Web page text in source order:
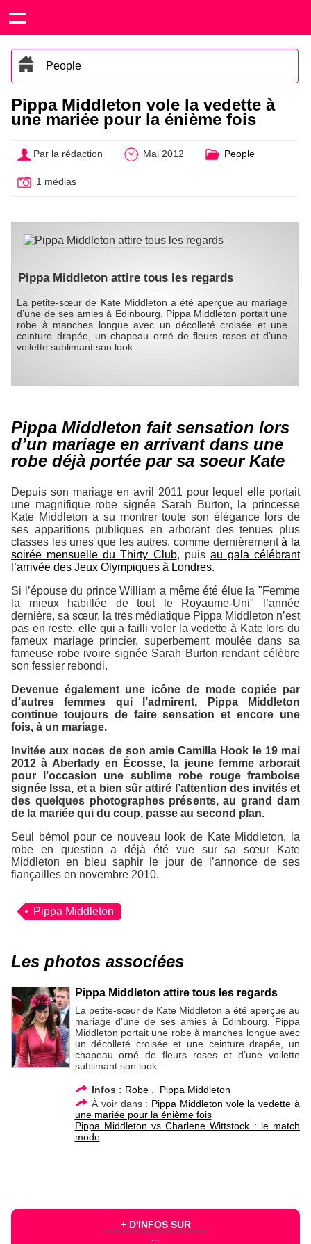
People
Pippa Middleton vole la vedette à
une mariée pour la énième fois
Par la rédaction Mai 2012 People
1 médias
Pippa Middleton attire tous les regards
La petite-sœur de Kate Middleton a été aperçue au mariage
d’une de ses amies à Edinbourg. Pippa Middleton portait une
robe à manches longue avec un décolleté croisée et une
ceinture drapée, un chapeau orné de fleurs roses et d’une
voilette sublimant son look.
Pippa Middleton fait sensation lors
d’un mariage en arrivant dans une
robe déjà portée par sa soeur Kate
Depuis son mariage en avril 2011 pour lequel elle portait
une magnifique robe signée Sarah Burton, la princesse
Kate Middleton a su montrer toute son élégance lors de
ses apparitions publiques en arborant des tenues plus
classes les unes que les autres, comme dernièrementà la
soirée mensuelle du Thirty Club, puis au gala célébrant
l’arrivée des Jeux Olympiques à Londres.
Si l’épouse du prince William a même été élue la "Femme
la mieux habillée de tout le Royaume-Uni" l’année
dernière, sa sœur, la très médiatique Pippa Middleton n’est
pas en reste, elle qui a failli voler la vedette à Kate lors du
fameux mariage princier, superbement moulée dans sa
fameuse robe ivoire signée Sarah Burton rendant célèbre
son fessier rebondi.
Devenue également une icône de mode copiée par
d’autres femmes qui l’admirent, Pippa Middleton
continue toujours de faire sensation et encore une
fois, à un mariage.
Invitée aux noces de son amie Camilla Hook le 19 mai
2012 à Aberlady en Écosse, la jeune femme arborait
pour l’occasion une sublime robe rouge framboise
signée Issa, et a bien sûr attiré l’attention des invités et
des quelques photographes présents, au grand dam
de la mariée qui du coup, passe au second plan.
Seul bémol pour ce nouveau look de Kate Middleton, la
robe en question a déjà été vue sur sa sœur Kate
Middleton en bleu saphir le jour de l’annonce de ses
fiançailles en novembre 2010.
Pippa Middleton
Les photos associées
Pippa Middleton attire tous les regards
La petite-sœur de Kate Middleton a été aperçue au
mariage d’une de ses amies à Edinbourg. Pippa
Middleton portait une robe à manches longue avec
un décolleté croisée et une ceinture drapée, un
chapeau orné de fleurs roses et d’une voilette
sublimant son look.
Infos : Robe, Pippa Middleton
À voir dans : Pippa Middleton vole la vedette à
une mariée pour la énième fois
Pippa Middleton vs Charlene Wittstock : le match
mode
+ D'INFOS SUR
...